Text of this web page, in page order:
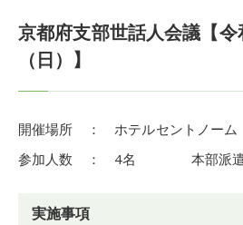
京都府支部世話人会議【令
（日）】
開催場所 ： ホテルセントノーム
参加人数 ： 4名 本部派
実施事項